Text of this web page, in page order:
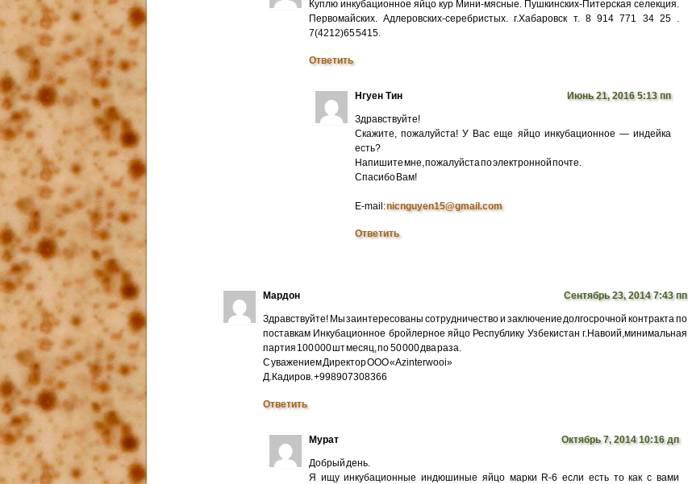
Куплю инкубационное яйцо кур Мини-мясные. Пушкинских-Питерская селекция.
Первомайских. Адлеровских-серебристых. г.Хабаровск т. 8 914 771 34 25 .
7(4212)65 5415.
Ответить
Нгуен Тин Июнь 21, 2016 5:13 пп
Здравствуйте!
Скажите, пожалуйста! У Вас еще яйцо инкубационное — индейка
есть?
Напишите мне, пожалуйста по электронной почте.
Cпасибо Вам!
E-mail:nicnguyen15@gmail.com
Ответить
Мардон Сентябрь 23, 2014 7:43 пп
Здравствуйте! Мы заинтересованы сотрудничество и заключение долгосрочной контракта по
поставкам Инкубационное бройлерное яйцо Республику Узбекистан г.Навоий,минимальная
партия 100 000 шт месяц, по 50 000 два раза.
С уважением Директор ООО «Azinterwooi»
Д.Кадиров. +998907308366
Ответить
Мурат Октябрь 7, 2014 10:16 дп
Добрый день.
Я ищу инкубационные индюшиные яйцо марки R-6 если есть то как с вами